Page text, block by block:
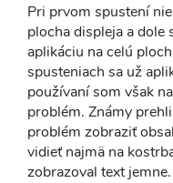
Pri prvom spustení
plocha displeja a
aplikáciu na celú
spusteniach sa už
používaní som však
problém. Známy
problém zobraziť
vidieť najmä na
zobrazoval text jemne.